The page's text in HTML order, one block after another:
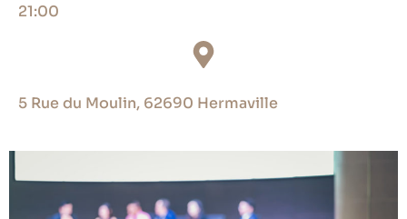
21:00
5 Rue du Moulin, 62690 Hermaville